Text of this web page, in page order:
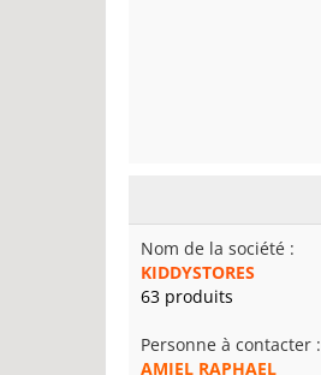
Nom de la société :
KIDDYSTORES
63 produits
Personne à contacter :
AMIEL RAPHAEL